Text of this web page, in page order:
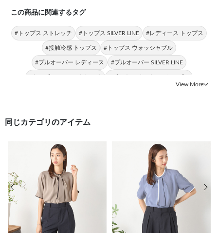
この商品に関連するタグ
#トップス ストレッチ #トップス SILVER LINE #レディース トップス
#接触冷感 トップス #トップス ウォッシャブル
#プルオーバー レディース #プルオーバー SILVER LINE
#トップス 2WAYストレッチ #プルオーバー ウォッシャブル
View More
同じカテゴリのアイテム
前の画像